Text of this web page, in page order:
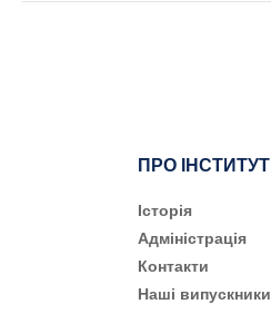
ПРО ІНСТИТУТ
Історія
Адміністрація
Контакти
Наші випускники